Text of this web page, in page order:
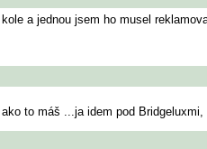
a jednou jsem ho musel
to máš ...ja idem pod